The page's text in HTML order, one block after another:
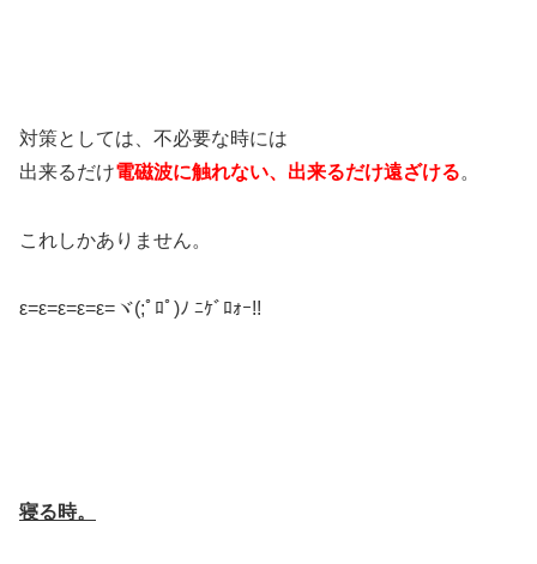
対策としては、不必要な時には
出来るだけ電磁波に触れない、出来るだけ遠ざける。
これしかありません。
ε=ε=ε=ε=ε=ヾ(;ﾟﾛﾟ)ﾉ ﾆｹﾞﾛｫｰ!!
寝る時。